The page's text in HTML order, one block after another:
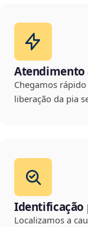
Atendimento
Chegamos
liberação da pia
Identificação
Localizamos a